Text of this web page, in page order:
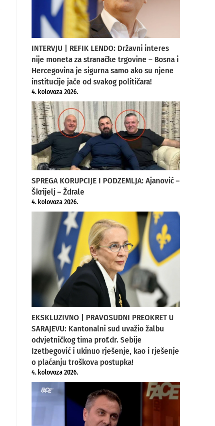
INTERVJU | REFIK LENDO: Državni interes
nije moneta za stranačke trgovine – Bosna i
Hercegovina je sigurna samo ako su njene
institucije jače od svakog političara!
4. kolovoza 2026.
SPREGA KORUPCIJE I PODZEMLJA: Ajanović –
Škrijelj – Ždrale
4. kolovoza 2026.
EKSKLUZIVNO | PRAVOSUDNI PREOKRET U
SARAJEVU: Kantonalni sud uvažio žalbu
odvjetničkog tima prof.dr. Sebije
Izetbegović i ukinuo rješenje, kao i rješenje
o plaćanju troškova postupka!
4. kolovoza 2026.